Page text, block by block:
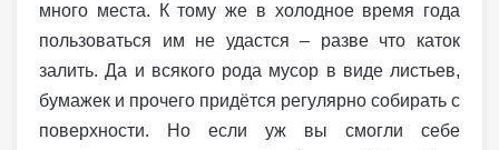
много места. К тому же в холодное время года
пользоваться им не удастся – разве что каток
залить. Да и всякого рода мусор в виде листьев,
бумажек и прочего придётся регулярно собирать с
поверхности. Но если уж вы смогли себе